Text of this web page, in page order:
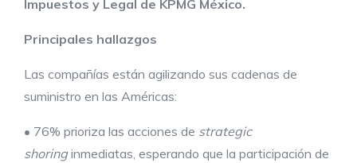
Impuestos y Legal de KPMG México.
Principales hallazgos
Las compañías están agilizando sus cadenas de
suministro en las Américas:
• 76% prioriza las acciones de strategic
shoringinmediatas, esperando que la participación de